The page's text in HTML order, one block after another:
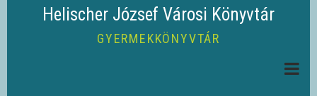
Helischer József Városi Könyvtár
GYERMEKKÖNYVTÁR